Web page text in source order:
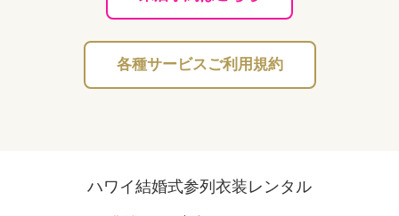
各種サービスご利用規約
ハワイ結婚式参列衣装レンタル